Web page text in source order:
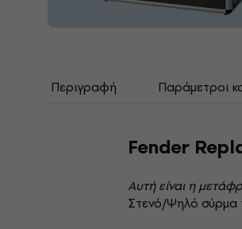
Περιγραφή Παράμετροι
Fender
Αυτή είναι η
Στενό/Ψηλό σύρμα